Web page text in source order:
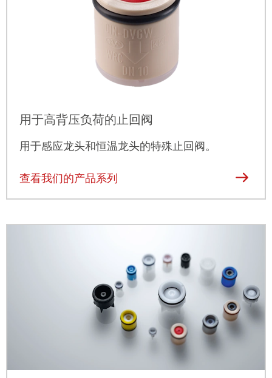
用于高背压负荷的止回阀
用于感应龙头和恒温龙头的特殊止回阀。
查看我们的产品系列